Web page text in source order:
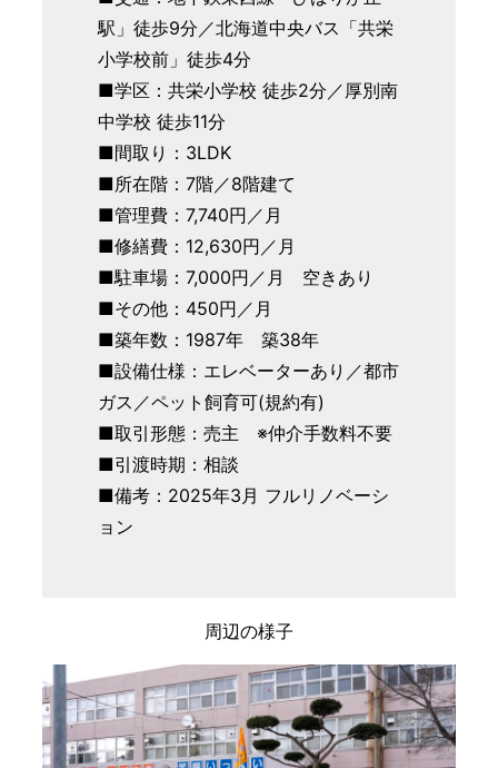
駅」徒歩9分／北海道中央バス「共栄
小学校前」徒歩4分
■学区：共栄小学校 徒歩2分／厚別南
中学校 徒歩11分
■間取り：3LDK
■所在階：7階／8階建て
■管理費：7,740円／月
■修繕費：12,630円／月
■駐車場：7,000円／月 空きあり
■その他：450円／月
■築年数：1987年 築38年
■設備仕様：エレベーターあり／都市
ガス／ペット飼育可(規約有)
■取引形態：売主 ※仲介手数料不要
■引渡時期：相談
■備考：2025年3月 フルリノベーシ
ョン
周辺の様子